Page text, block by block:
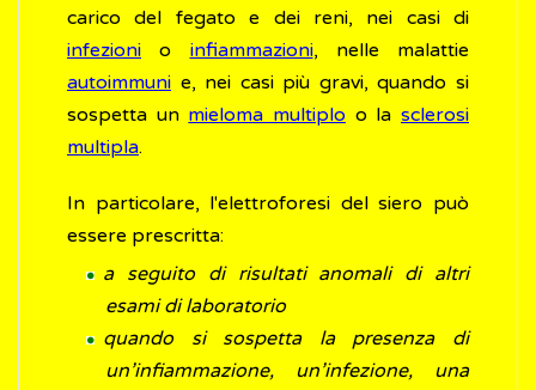
carico del fegato e dei reni, nei casi di
infezioni o infiammazioni, nelle malattie
autoimmuni e, nei casi più gravi, quando si
sospetta un mieloma multiplo o lasclerosi
multipla.
In particolare, l'elettroforesi del siero può
essere prescritta:
a seguito di risultati anomali di altri
esami di laboratorio
quando si sospetta la presenza di
un’infiammazione, un’infezione, una